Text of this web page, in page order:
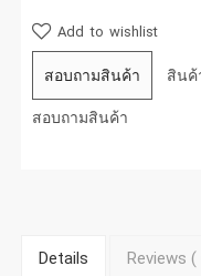
Add to wishlist
สอบถามสินค้า สินค้
สอบถามสินค้า
Details Reviews (